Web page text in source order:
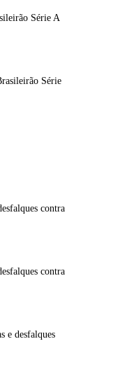
Série A
Série
contra
contra
e desfalques